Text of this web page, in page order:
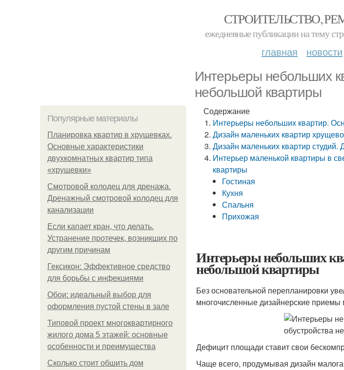
СТРОИТЕЛЬСТВО,
ежедневные публикации на тему
главная новости
Интерьеры небольших
небольшой квартиры
Популярные материалы
Планировка квартир в хрущевках.
Основные характеристики
двухкомнатных квартир типа
«хрущевки»
Смотровой колодец для дренажа.
Дренажный смотровой колодец для
канализации
Если капает кран, что делать.
Устранение протечек, возникших по
другим причинам
Гексикон: Эффективное средство
для борьбы с инфекциями
Обои: идеальный выбор для
оформления пустой стены в зале
Типовой проект многоквартирного
жилого дома 5 этажей: основные
особенности и преимущества
Сколько стоит обшить дом
Содержание
Интерьеры небольших квартир.
Дизайн маленьких квартир
Дизайн маленьких квартир
Интерьер маленькой квартиры в
квартиры
Гостиная
Кухня
Спальня
Прихожая
Интерьеры небольших
небольшой квартиры
Без основательной перепланировки
многочисленные дизайнерские приемы
Дефицит площади ставит свои
Чаще всего, продумывая дизайн